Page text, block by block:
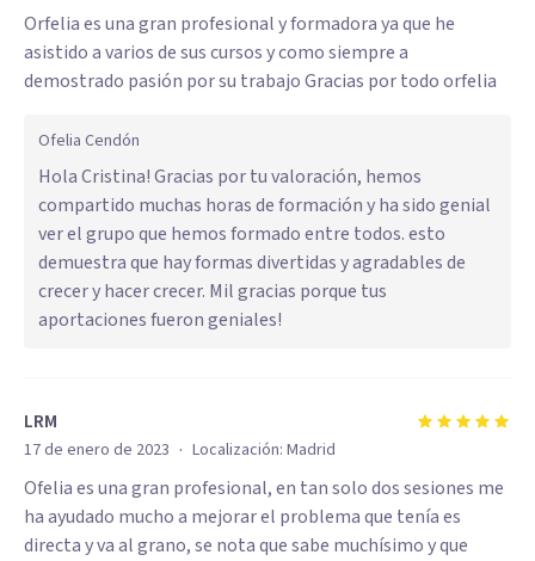
Orfelia es una gran profesional y formadora ya que he
asistido a varios de sus cursos y como siempre a
demostrado pasión por su trabajo Gracias por todo orfelia
Ofelia Cendón
Hola Cristina! Gracias por tu valoración, hemos
compartido muchas horas de formación y ha sido genial
ver el grupo que hemos formado entre todos. esto
demuestra que hay formas divertidas y agradables de
crecer y hacer crecer. Mil gracias porque tus
aportaciones fueron geniales!
LRM
17 de enero de 2023 · Localización: Madrid
Ofelia es una gran profesional, en tan solo dos sesiones me
ha ayudado mucho a mejorar el problema que tenía es
directa y va al grano, se nota que sabe muchísimo y que